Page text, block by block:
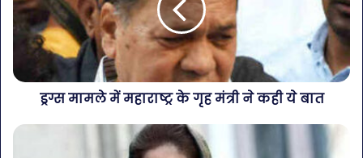
ड्रग्स मामले में महाराष्ट्र के गृह मंत्री ने कही ये बात